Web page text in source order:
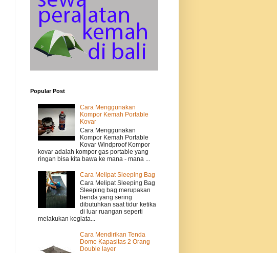
Popular Post
Cara Menggunakan
Kompor Kemah Portable
Kovar
Cara Menggunakan
Kompor Kemah Portable
Kovar Windproof Kompor
kovar adalah kompor gas portable yang
ringan bisa kita bawa ke mana - mana ...
Cara Melipat Sleeping Bag
Cara Melipat Sleeping Bag
Sleeping bag merupakan
benda yang sering
dibutuhkan saat tidur ketika
di luar ruangan seperti
melakukan kegiata...
Cara Mendirikan Tenda
Dome Kapasitas 2 Orang
Double layer